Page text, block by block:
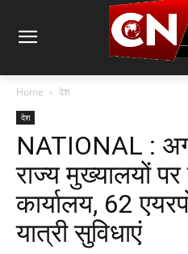
Home देश
देश
NATIONAL :
राज्य मुख्यालयों
कार्यालय, 62
यात्री सुविधाएं